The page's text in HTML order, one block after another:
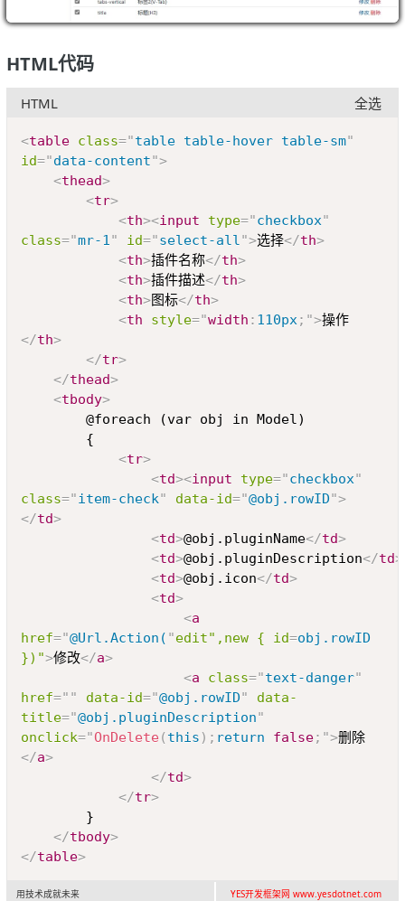
HTML代码
HTML 全选
<table class="table table-hover table-sm"
id="data-content">
<thead>
<tr>
<th><input type="checkbox"
class="mr-1" id="select-all">选择</th>
<th>插件名称</th>
<th>插件描述</th>
<th>图标</th>
<th style="width : 110px; ">操作
</th>
</tr>
</thead>
<tbody>
<tr>
<td><input type="checkbox"
class="item-check" data-id="@obj.rowID">
</td>
<td>@obj.pluginName</td>
<td>@obj.pluginDescription</td>
<td>@obj.icon</td>
<td>
<a
href="@Url.Action( "edit",new { id=obj.rowID
})">修改</a>
<a class="text-danger"
href=" " data-id="@obj.rowID"
data-
title="@obj.pluginDescription"
onclick="OnDelete( this ) ; return false; ">删除
</a>
</td>
</tr>
</tbody>
</table>
用技术成就未来 YES开发框架网 www.yesdotnet.com